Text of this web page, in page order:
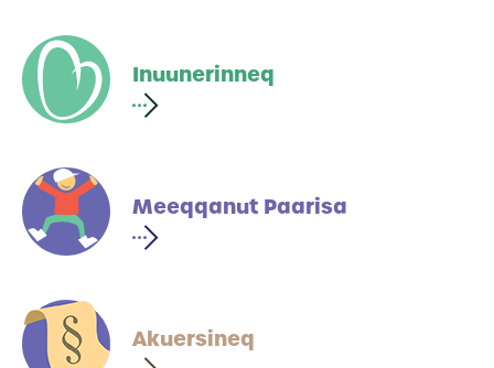
Inuunerinneq
Meeqqanut Paarisa
Akuersineq